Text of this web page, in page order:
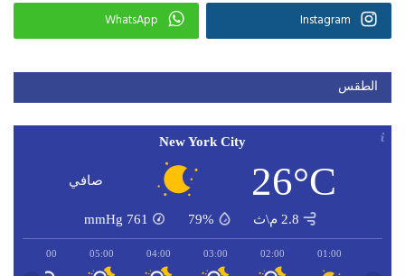
Instagram
WhatsApp
الطقس
New York City
26°C صافي
2.8 م\ث 79%
761
mmHg
01:00
02:00
03:00
04:00
05:00
06:00